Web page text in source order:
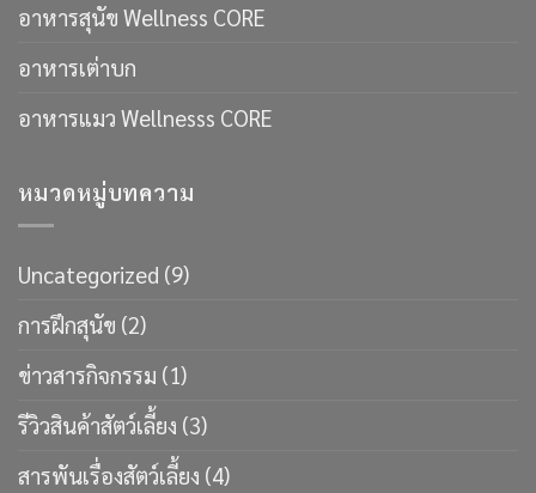
อาหารสุนัข Wellness CORE
อาหารเต่าบก
อาหารแมว Wellnesss CORE
หมวดหมู่บทความ
Uncategorized (9)
การฝึกสุนัข (2)
ข่าวสารกิจกรรม (1)
รีวิวสินค้าสัตว์เลี้ยง (3)
สารพันเรื่องสัตว์เลี้ยง (4)